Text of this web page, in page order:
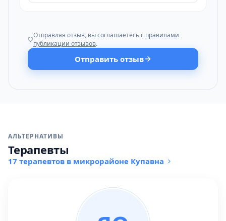
Отправляя отзыв, вы соглашаетесь с правилами
публикации отзывов.
Отправить отзыв
АЛЬТЕРНАТИВЫ
Терапевты
17 терапевтов в микрорайоне Купавна